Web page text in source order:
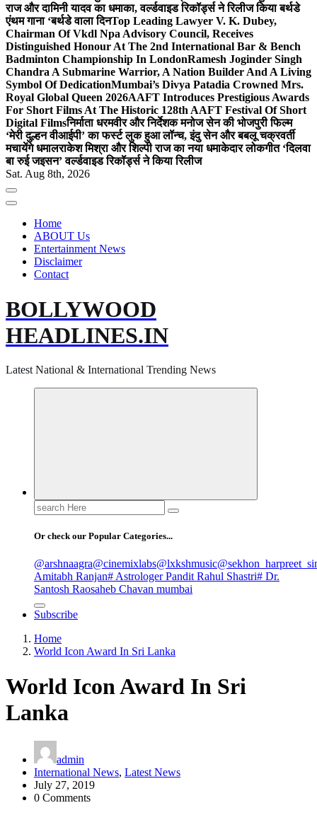
राज और दामिनी यादव का धमाका, वर्ल्डवाइड रिकॉर्ड्स ने रिलीज किया बर्थडे
एंथम गाना ‘बर्थडे वाला दिनTop Leading Lawyer V. K. Dubey,
Chairman Of Vkdl Npa Advisory Council, Receives
Distinguished Honour At The 2nd International Bar & Bench
Badminton Championship In LondonRamesh Joginder Singh
Chandra A Submarine Warrior, A Nation Builder And A Living
Symbol Of DedicationMumbai’s Divya Patadia Crowned Mrs.
Royal Global Queen 2026AAFT Introduces Prestigious Awards
For Short Films At The Historic 128th AAFT Festival Of Short
Digital Filmsनिर्माता धरमवीर और निर्देशक मनोज सेन की भोजपुरी फिल्म
‘मेरी दुल्हन वीआईपी’ का फर्स्ट लुक हुआ लॉन्च, इंदु सेन और बबलू चक्रवर्ती
मचायेंगे धमालराकेश मिश्रा और शिल्पी राज का नया धमाकेदार लोकगीत ‘दिलवा
बा रुई जइसन’ वर्ल्डवाइड रिकॉर्ड्स ने किया रिलीज
Sat. Aug 8th, 2026
Home
ABOUT Us
Entertainment News
Disclaimer
Contact
BOLLYWOOD
HEADLINES.IN
Latest National & International Trending News
Search
for:
Or check our Popular Categories...
@arshnaagra@cinemixlabs@lxkshmusic
Amitabh Ranjan# Astrologer Pandit Rahul Shastri# Dr.
Santosh Raosaheb Chavan mumbai
Subscribe
Home
World Icon Award In Sri Lanka
World Icon Award In Sri
Lanka
admin
International News, Latest News
July 27, 2019
0 Comments